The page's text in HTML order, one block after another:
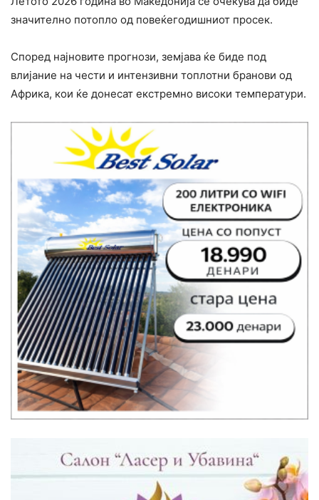
значително потопло од повеќегодишниот просек.
Според најновите прогнози, земјава ќе биде под
влијание на чести и интензивни топлотни бранови од
Африка, кои ќе донесат екстремно високи температури.